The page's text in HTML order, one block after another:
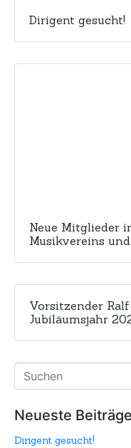
Dirigent gesucht!
Neue Mitglieder
Musikvereins
Vorsitzender
Jubiläumsjahr
Neueste Beiträge
Dirigent gesucht!